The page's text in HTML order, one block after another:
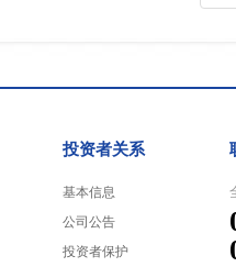
投资者关系
基本信息
公司公告
投资者保护